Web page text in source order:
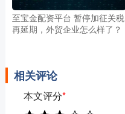
至宝金配资平台 暂停加征关税
再延期，外贸企业怎么样了？
相关评论
本文评分*